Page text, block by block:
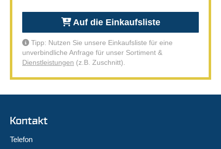
Auf die Einkaufsliste
Tipp: Nutzen Sie unsere Einkaufsliste für eine
unverbindliche Anfrage für unser Sortiment &
Dienstleistungen (z.B. Zuschnitt).
Kontakt
Telefon